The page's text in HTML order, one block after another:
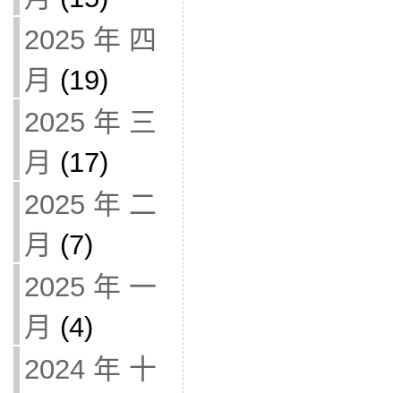
2025 年 四
月 (19)
2025 年 三
月 (17)
2025 年 二
月 (7)
2025 年 一
月 (4)
2024 年 十